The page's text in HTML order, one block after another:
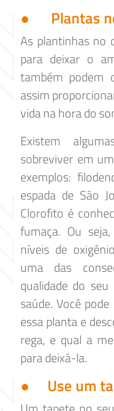
● Plantas
As plantinhas no
para deixar o
também podem
assim
vida na hora do
Existem
sobreviver em
exemplos:
espada de São
Clorofito é
fumaça. Ou
níveis de
uma das
qualidade do
saúde. Você
essa planta e
rega, e qual a
para deixá-la.
● Use um